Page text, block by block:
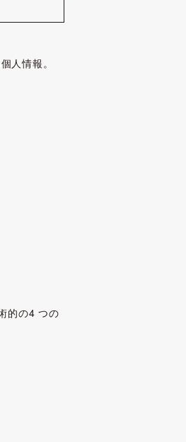
人情報。
的の4 つの